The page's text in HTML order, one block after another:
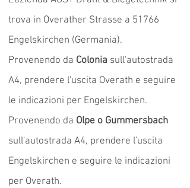
trova in Overather Strasse a 51766
Engelskirchen (Germania).
Provenendo da Colonia sull'autostrada
A4, prendere l'uscita Overath e seguire
le indicazioni per Engelskirchen.
Provenendo da Olpe o Gummersbach
sull'autostrada A4, prendere l'uscita
Engelskirchen e seguire le indicazioni
per Overath.